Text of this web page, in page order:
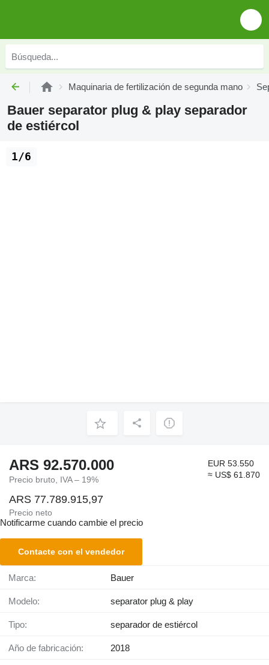
Maquinaria de fertilización de segunda mano
Bauer separator plug & play separador
de estiércol
1/6
ARS 92.570.000
Precio bruto, IVA – 19%
EUR 53.550
≈ US$ 61.870
ARS 77.789.915,97
Precio neto
Notificarme cuando cambie el precio
Contacte con el vendedor
Marca: Bauer
Modelo: separator plug & play
Tipo: separador de estiércol
Año de fabricación: 2018